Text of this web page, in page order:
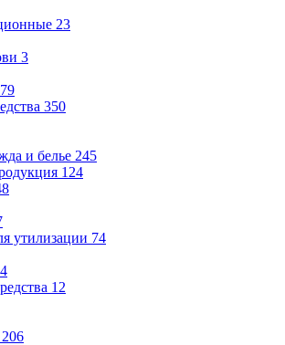
23
3
350
и белье 245
124
утилизации 74
12
206